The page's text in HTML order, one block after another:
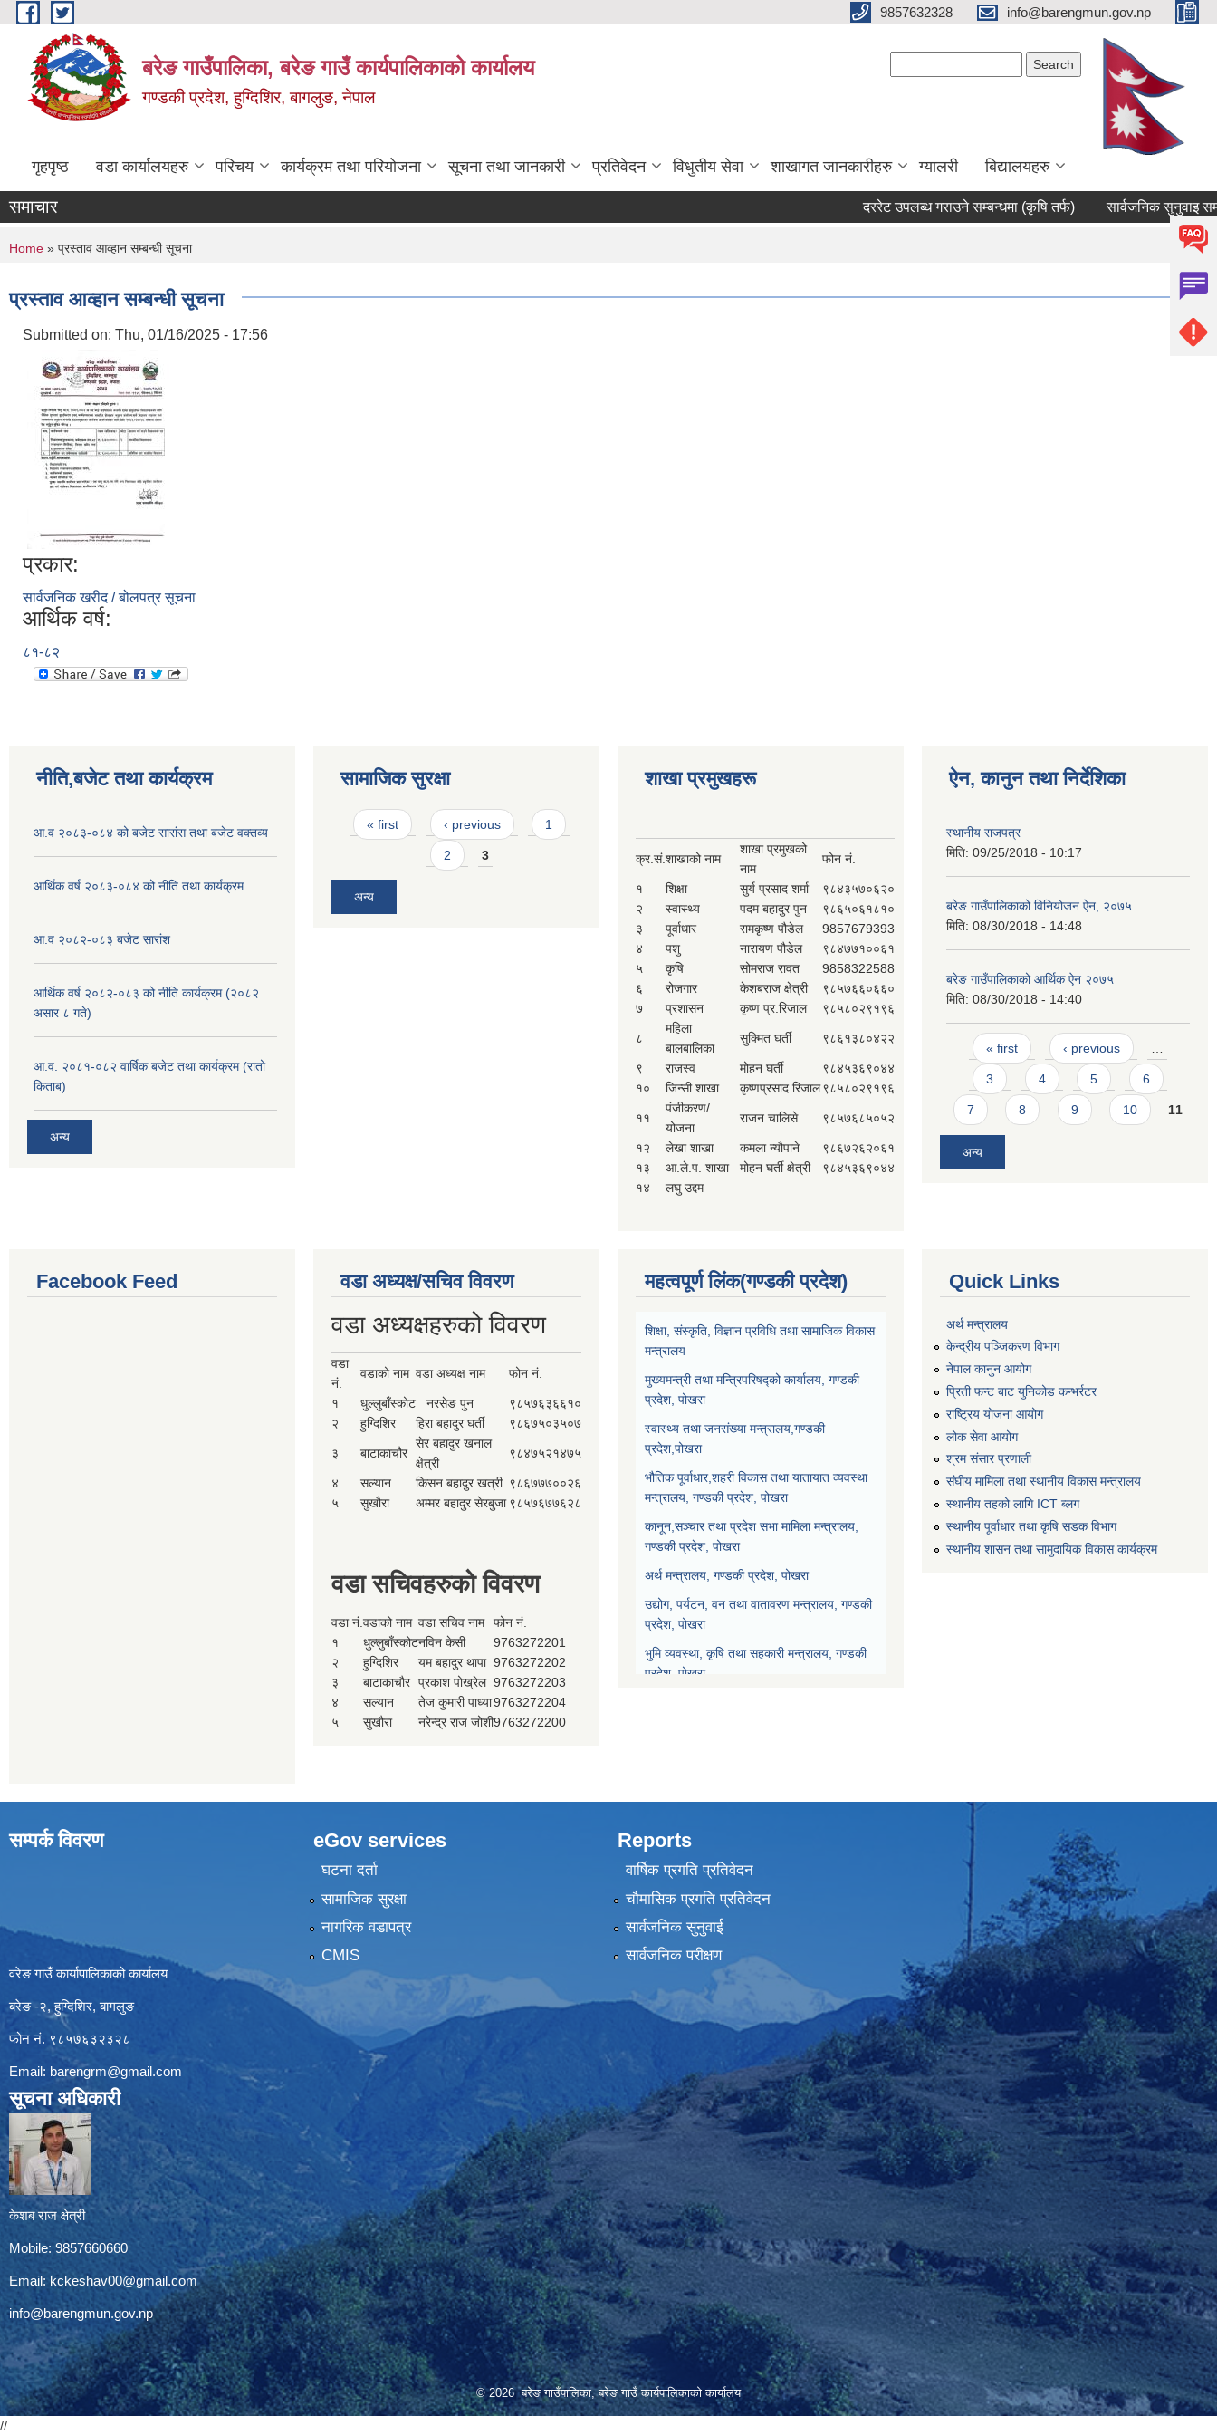
Skip to main content 9857632328 info@barengmun.gov.np
बरेङ गाउँपालिका, बरेङ गाउँ कार्यपालिकाको कार्यालय
गण्डकी प्रदेश, हुग्दिशिर, बागलुङ, नेपाल
गृहपृष्ठ वडा कार्यालयहरु परिचय कार्यक्रम तथा परियोजना सूचना तथा जानकारी प्रतिवेदन विधुतीय सेवा शाखागत जानकारीहरु ग्यालरी बिद्यालयहरु
समाचार दररेट उपलब्ध गराउने सम्बन्धमा (कृषि तर्फ) सार्वजनिक सुनुवाइ सम्बन्धी
You are here
Home » प्रस्ताव आव्हान सम्बन्धी सूचना
प्रस्ताव आव्हान सम्बन्धी सूचना
Submitted on: Thu, 01/16/2025 - 17:56
प्रकार:
सार्वजनिक खरीद / बोलपत्र सूचना
आर्थिक वर्ष:
८१-८२
नीति,बजेट तथा कार्यक्रम
आ.व २०८३-०८४ को बजेट सारांस तथा बजेट वक्तव्य
आर्थिक वर्ष २०८३-०८४ को नीति तथा कार्यक्रम
आ.व २०८२-०८३ बजेट सारांश
आर्थिक वर्ष २०८२-०८३ को नीति कार्यक्रम (२०८२
असार ८ गते)
आ.व. २०८१-०८२ वार्षिक बजेट तथा कार्यक्रम (रातो
किताब)
अन्य
सामाजिक सुरक्षा
Pages
« first ‹ previous 1
2 3
अन्य
शाखा प्रमुखहरू
क्र.सं.शाखाको नाम
शाखा प्रमुखको
नाम
फोन नं.
१ शिक्षा सुर्य प्रसाद शर्मा
९८४३५७०६२०
२
स्वास्थ्य पदम बहादुर पुन
९८६५०६१८१०
३
पूर्वाधार रामकृष्ण पौडेल
9857679393
४
पशु नारायण पौडेल
९८४७७१००६१
५
कृषि सोमराज रावत
9858322588
६
रोजगार केशबराज क्षेत्री
९८५७६६०६६०
७
प्रशासन कृष्ण प्र.रिजाल ९८५८०२९१९६
८
महिला
बालबालिका
सुक्मित घर्ती ९८६१३८०४२२
९ राजस्व मोहन घर्ती
९८४५३६९०४४
१०
जिन्सी शाखा कृष्णप्रसाद रिजाल९८५८०२९१९६
११
पंजीकरण/
योजना
राजन चालिसे ९८५७६८५०५२
१२ लेखा शाखा कमला न्यौपाने
९८६७२६२०६१
१३
आ.ले.प. शाखा मोहन घर्ती क्षेत्री
९८४५३६९०४४
१४
लघु उद्दम
ऐन, कानुन तथा निर्देशिका
स्थानीय राजपत्र
मिति: 09/25/2018 - 10:17
बरेङ गाउँपालिकाको विनियोजन ऐन, २०७५
मिति: 08/30/2018 - 14:48
बरेङ गाउँपालिकाको आर्थिक ऐन २०७५
मिति: 08/30/2018 - 14:40
Pages
« first ‹ previous …
3 4 5 6
7 8 9 10 11
अन्य
Facebook Feed वडा अध्यक्ष/सचिव विवरण
वडा अध्यक्षहरुको विवरण
वडा
नं.
वडाको नाम वडा अध्यक्ष नाम फोन नं.
१ धुल्लुबाँस्कोट नरसेङ पुन
९८५७६३६६१०
२
हुग्दिशिर हिरा बहादुर घर्ती ९८६७५०३५०७
३ बाटाकाचौर
सेर बहादुर खनाल
क्षेत्री
९८४७५२१४७५
४ सल्यान किसन बहादुर खत्री ९८६७७७००२६
५
सुखौरा अम्मर बहादुर सेरबुजा ९८५७६७७६२८
वडा सचिवहरुको विवरण
वडा नं. वडाको नाम वडा सचिव नाम
फोन नं.
१
धुल्लुबाँस्कोटनविन केसी
9763272201
२
हुग्दिशिर यम बहादुर थापा 9763272202
३
बाटाकाचौर प्रकाश पोख्रेल 9763272203
४
सल्यान तेज कुमारी पाध्या9763272204
५
सुखौरा नरेन्द्र राज जोशी9763272200
महत्वपूर्ण लिंक(गण्डकी प्रदेश)
शिक्षा, संस्कृति, विज्ञान प्रविधि तथा सामाजिक विकास
मन्त्रालय
मुख्यमन्त्री तथा मन्त्रिपरिषद्को कार्यालय, गण्डकी
प्रदेश, पोखरा
स्वास्थ्य तथा जनसंख्या मन्त्रालय,गण्डकी
प्रदेश,पोखरा
भौतिक पूर्वाधार,शहरी विकास तथा यातायात व्यवस्था
मन्त्रालय, गण्डकी प्रदेश, पोखरा
कानून,सञ्चार तथा प्रदेश सभा मामिला मन्त्रालय,
गण्डकी प्रदेश, पोखरा
अर्थ मन्त्रालय, गण्डकी प्रदेश, पोखरा
उद्योग, पर्यटन, वन तथा वातावरण मन्त्रालय, गण्डकी
प्रदेश, पोखरा
भुमि व्यवस्था, कृषि तथा सहकारी मन्त्रालय, गण्डकी
प्रदेश, पोखरा
Quick Links
अर्थ मन्त्रालय
केन्द्रीय पञ्जिकरण विभाग
नेपाल कानुन आयोग
प्रिती फन्ट बाट युनिकोड कन्भर्रटर
राष्ट्रिय योजना आयोग
लोक सेवा आयोग
श्रम संसार प्रणाली
संघीय मामिला तथा स्थानीय विकास मन्त्रालय
स्थानीय तहको लागि ICT ब्लग
स्थानीय पूर्वाधार तथा कृषि सडक विभाग
स्थानीय शासन तथा सामुदायिक विकास कार्यक्रम
सम्पर्क विवरण
वरेङ गाउँ कार्यापालिकाको कार्यालय
बरेङ -२, हुग्दिशिर, बागलुङ
फोन नं. ९८५७६३२३२८
Email: barengrm@gmail.com
सूचना अधिकारी
केशब राज क्षेत्री
Mobile: 9857660660
Email: kckeshav00@gmail.com
info@barengmun.gov.np
eGov services
घटना दर्ता
सामाजिक सुरक्षा
नागरिक वडापत्र
CMIS
Reports
वार्षिक प्रगति प्रतिवेदन
चौमासिक प्रगति प्रतिवेदन
सार्वजनिक सुनुवाई
सार्वजनिक परीक्षण
© 2026 बरेङ गाउँपालिका, बरेङ गाउँ कार्यपालिकाको कार्यालय
//